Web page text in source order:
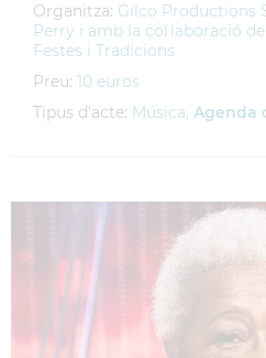
Organitza: Gilco Productions
Perry i amb la col·laboració
Festes i Tradicions
Preu: 10 euros
Tipus d'acte: Música, Agenda